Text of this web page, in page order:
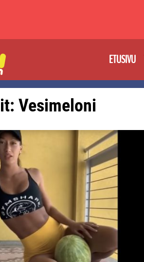
ETUSIVU
Vesimeloni